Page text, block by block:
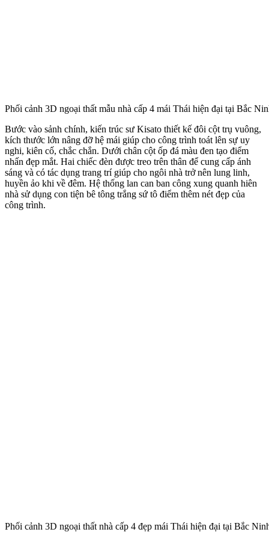
Phối cảnh 3D ngoại thất mẫu nhà cấp 4 mái Thái hiện đại tại Bắc
Bước vào sảnh chính, kiến trúc sư Kisato thiết kế đôi cột trụ vuông,
kích thước lớn nâng đỡ hệ mái giúp cho công trình toát lên sự uy
nghi, kiên cố, chắc chắn. Dưới chân cột ốp đá màu đen tạo điểm
nhấn đẹp mắt. Hai chiếc đèn được treo trên thân để cung cấp ánh
sáng và có tác dụng trang trí giúp cho ngôi nhà trở nên lung linh,
huyền ảo khi về đêm. Hệ thống lan can ban công xung quanh hiên
nhà sử dụng con tiện bê tông trắng sứ tô điểm thêm nét đẹp của
công trình.
Phối cảnh 3D ngoại thất nhà cấp 4 đẹp mái Thái hiện đại tại Bắc